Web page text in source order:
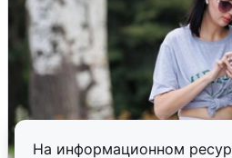
На информационном